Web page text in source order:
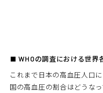
■ WHOの調査における世界
これまで日本の高血圧人口
国の高血圧の割合はどうなっ